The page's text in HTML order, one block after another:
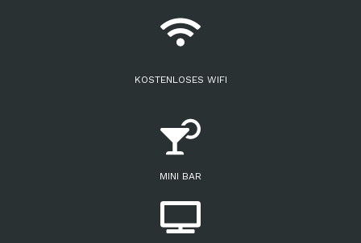
KOSTENLOSES WIFI
MINI BAR
Restaurant
Kongresszentrum
Dienstleistungen
veranstaltungen
Standort und Kontakt